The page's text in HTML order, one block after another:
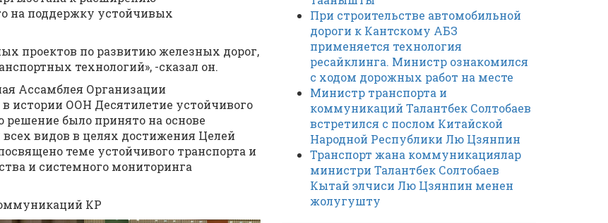
на поддержку устойчивых
проектов по развитию железных дорог,
технологий», -сказал он.
Ассамблея Организации
истории ООН Десятилетие устойчивого
решение было принято на основе
видов в целях достижения Целей
теме устойчивого транспорта и
и системного мониторинга
КР
При строительстве автомобильной
дороги к Кантскому АБЗ
применяется технология
ресайклинга. Министр ознакомился
с ходом дорожных работ на месте
Министр транспорта и
коммуникаций Талантбек Солтобаев
встретился с послом Китайской
Народной Республики Лю Цзянпин
Транспорт жана коммуникациялар
министри Талантбек Солтобаев
Кытай элчиси Лю Цзянпин менен
жолугушту